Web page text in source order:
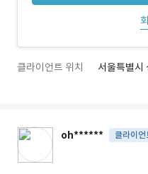
클라이언트 위치 서울특별시
oh****** 클라이언